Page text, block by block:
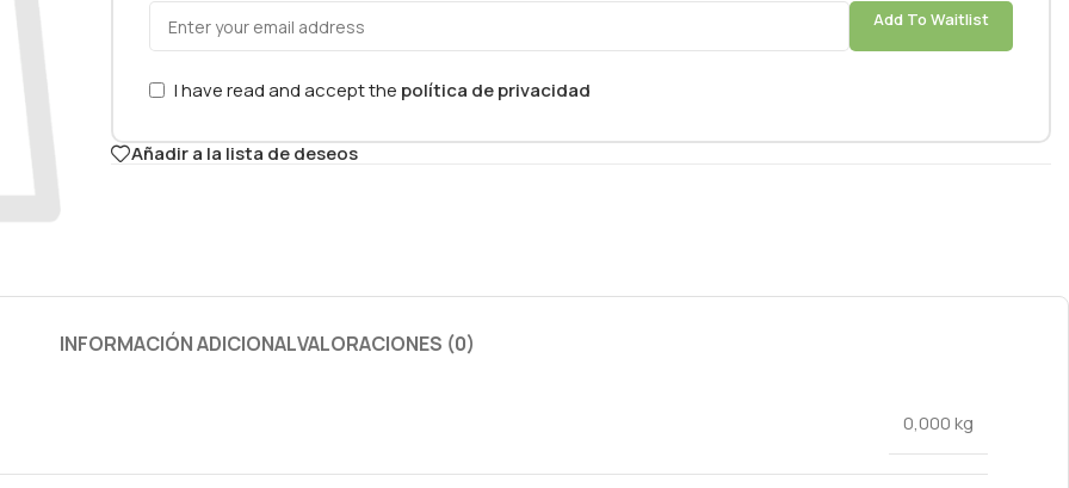
Add To Waitlist
I have read and accept the política de privacidad
Añadir a la lista de deseos
INFORMACIÓN ADICIONALVALORACIONES (0)
0,000 kg